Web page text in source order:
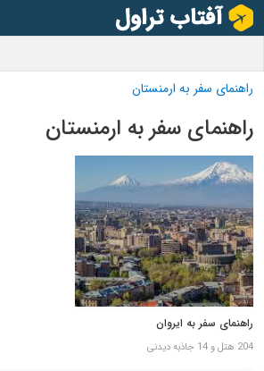
راهنمای سفر به ارمنستان
راهنمای سفر به ارمنستان
راهنمای سفر به ایروان
204 هتل و 14 جاذبه دیدنی